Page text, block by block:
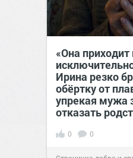
«Она приходит
Ирина резко
обёртку от
упрекая мужа
отказать
0 0